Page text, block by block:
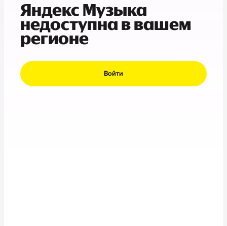
Яндекс Музыка
недоступна в вашем
регионе
Войти